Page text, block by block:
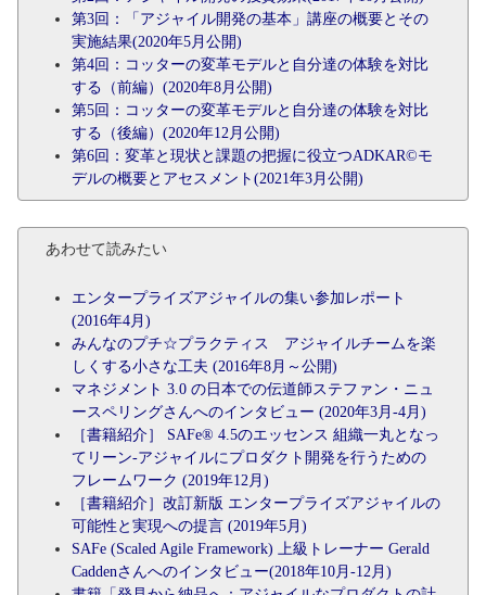
第3回：「アジャイル開発の基本」講座の概要とその
実施結果(2020年5月公開)
第4回：コッターの変革モデルと自分達の体験を対比
する（前編）(2020年8月公開)
第5回：コッターの変革モデルと自分達の体験を対比
する（後編）(2020年12月公開)
第6回：変革と現状と課題の把握に役立つADKAR©モ
デルの概要とアセスメント(2021年3月公開)
あわせて読みたい
エンタープライズアジャイルの集い参加レポート
(2016年4月)
みんなのプチ☆プラクティス アジャイルチームを楽
しくする小さな工夫 (2016年8月～公開)
マネジメント 3.0 の日本での伝道師ステファン・ニュ
ースペリングさんへのインタビュー (2020年3月-4月)
［書籍紹介］ SAFe® 4.5のエッセンス 組織一丸となっ
てリーン‐アジャイルにプロダクト開発を行うための
フレームワーク (2019年12月)
［書籍紹介］改訂新版 エンタープライズアジャイルの
可能性と実現への提言 (2019年5月)
SAFe (Scaled Agile Framework) 上級トレーナー Gerald
Caddenさんへのインタビュー(2018年10月-12月)